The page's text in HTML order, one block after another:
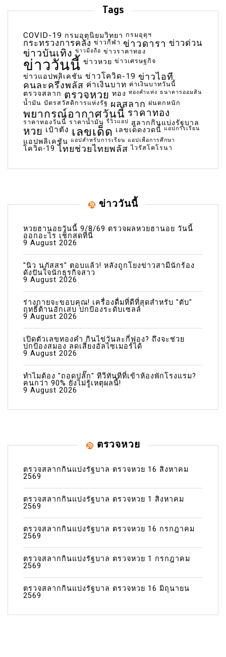
Tags
COVID-19 กรมอุตุนิยมวิทยา กรมอุตุฯ
กระทรวงการคลัง ข่าวกีฬา ข่าวดารา ข่าวด่วน
ข่าวบันเทิง ข่าวมือถือ ข่าวราคาทอง
ข่าววันนี้ ข่าวหวย ข่าวเศรษฐกิจ
ข่าวแอปพลิเคชัน ข่าวโควิด-19 ข่าวไอที
คนละครึ่งพลัส ค่าเงินบาท ค่าเงินบาทวันนี้
ตรวจสลาก ตรวจหวย ทอง ทองคำแท่ง ธนาคารออมสิน
น้ำมัน บัตรสวัสดิการแห่งรัฐ ผลสลาก ฝนตกหนัก
พยากรณ์อากาศวันนี้ ราคาทอง
ราคาทองวันนี้ ราคาน้ำมัน รีวิวแอป สลากกินแบ่งรัฐบาล
หวย เป๋าตัง เลขเด็ด เลขเด็ดงวดนี้ แอปการเรียน
แอปพลิเคชัน แอปสำหรับการเรียน แอปเพื่อการศึกษา
โควิด-19 ไทยช่วยไทยพลัส ไวรัสโคโรนา
ข่าววันนี้
หวยฮานอยวันนี้ 9/8/69 ตรวจผลหวยฮานอย วันนี้
ออกอะไร เช็กสดที่นี่
9 August 2026
"นิว นภัสสร" ตอบแล้ว! หลังถูกโยงข่าวสามีนักร้อง
ดังปันใจนักธุรกิจสาว
9 August 2026
ร่างกายจะขอบคุณ! เครื่องดื่มที่ดีที่สุดสำหรับ "ตับ"
ฤทธิ์ต้านอักเสบ ปกป้องระดับเซลล์
9 August 2026
เปิดตัวเลขทองคำ กินไข่วันละกี่ฟอง? ถึงจะช่วย
ปกป้องสมอง ลดเสี่ยงอัลไซเมอร์ได้
9 August 2026
ทำไมต้อง "ถอดปลั๊ก" ทีวีทันทีที่เข้าห้องพักโรงแรม?
คนกว่า 90% ยังไม่รู้เหตุผลนี้!
9 August 2026
ตรวจหวย
ตรวจสลากกินแบ่งรัฐบาล ตรวจหวย 16 สิงหาคม
2569
ตรวจสลากกินแบ่งรัฐบาล ตรวจหวย 1 สิงหาคม
2569
ตรวจสลากกินแบ่งรัฐบาล ตรวจหวย 16 กรกฎาคม
2569
ตรวจสลากกินแบ่งรัฐบาล ตรวจหวย 1 กรกฎาคม
2569
ตรวจสลากกินแบ่งรัฐบาล ตรวจหวย 16 มิถุนายน
2569